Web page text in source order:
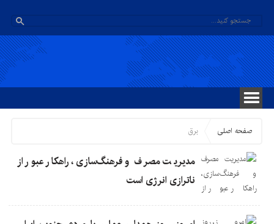
صفحه اصلی برق
مدیریت مصرف و فرهنگ‌سازی، راهکار عبور از
ناترازی انرژی است